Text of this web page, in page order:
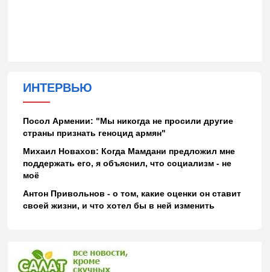
ИНТЕРВЬЮ
Посол Армении: "Мы никогда не просили другие
страны признать геноцид армян"
Михаил Новахов: Когда Мамдани предложил мне
поддержать его, я объяснил, что социализм - не
моё
Антон Привольнов - о том, какие оценки он ставит
своей жизни, и что хотел бы в ней изменить